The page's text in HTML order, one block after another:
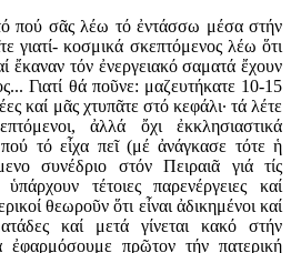
πού σᾶς λέω τό ἐντάσσω μέσα στήν
γιατί- κοσμικά σκεπτόμενος λέω ὅτι
ἔκαναν τόν ἐνεργειακό σαματά ἔχουν
Γιατί θά ποῦνε: μαζευτήκατε 10-15
καί μᾶς χτυπᾶτε στό κεφάλι· τά λέτε
ἀλλά ὄχι ἐκκλησιαστικά
τό εἶχα πεῖ (μέ ἀνάγκασε τότε ἡ
συνέδριο στόν Πειραιᾶ γιά τίς
τέτοιες παρενέργειες καί
θεωροῦν ὅτι εἶναι ἀδικημένοι καί
καί μετά γίνεται κακό στήν
πρῶτον τήν πατερική